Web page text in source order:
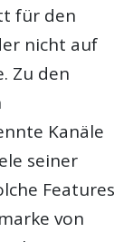
für den
nicht auf
Zu den
Kanäle
seiner
Features
von